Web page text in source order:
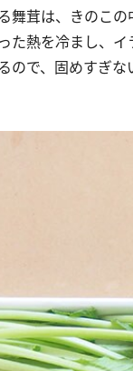
茸は、きのこの
た熱を冷まし、イ
ので、固めすぎ